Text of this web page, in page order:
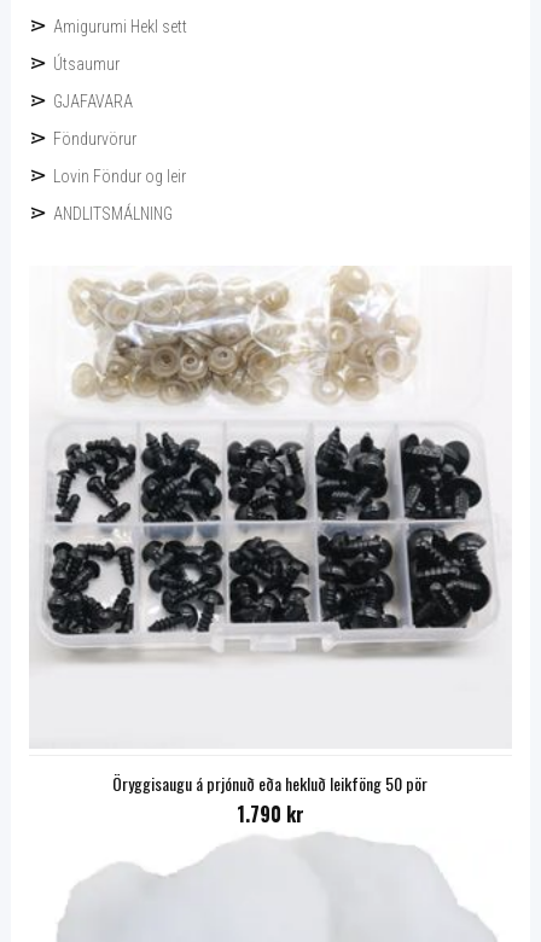
Amigurumi Hekl sett
Útsaumur
GJAFAVARA
Föndurvörur
Lovin Föndur og leir
ANDLITSMÁLNING
Öryggisaugu á prjónuð eða hekluð leikföng 50 pör
1.790 kr